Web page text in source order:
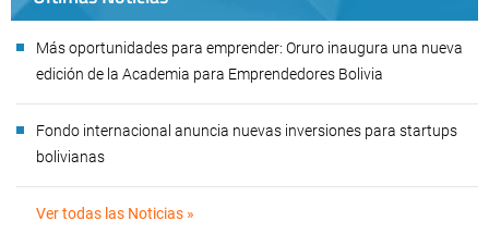
Más oportunidades para emprender: Oruro inaugura una nueva
edición de la Academia para Emprendedores Bolivia
Fondo internacional anuncia nuevas inversiones para startups
bolivianas
Ver todas las Noticias »